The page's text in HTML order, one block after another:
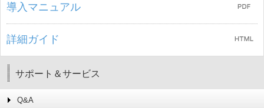
導入マニュアル
詳細ガイド
サポート＆サービス
Q&A